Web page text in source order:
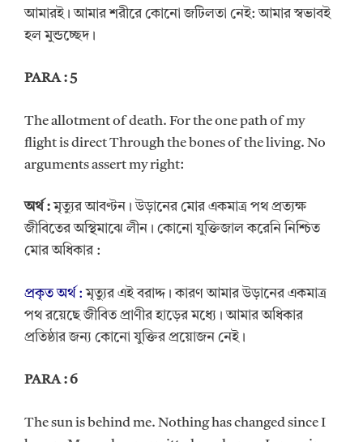
আমারই। আমার শরীরে কোনো জটিলতা নেই: আমার স্বভাবই
হল মুন্ডচ্ছেদ।
PARA : 5
The allotment of death. For the one path of my
flight is direct Through the bones of the living. No
arguments assert my right:
অর্থ:মৃত্যুর আবণ্টন। উড়ানের মোর একমাত্র পথ প্রত্যক্ষ
জীবিতের অস্থিমাঝে লীন। কোনো যুক্তিজাল করেনি নিশ্চিত
মোর অধিকার :
প্রকৃত অর্থ : মৃত্যুর এই বরাদ্দ। কারণ আমার উড়ানের একমাত্র
পথ রয়েছে জীবিত প্রাণীর হাড়ের মধ্যে। আমার অধিকার
প্রতিষ্ঠার জন্য কোনো যুক্তির প্রয়োজন নেই।
PARA : 6
The sun is behind me. Nothing has changed since I